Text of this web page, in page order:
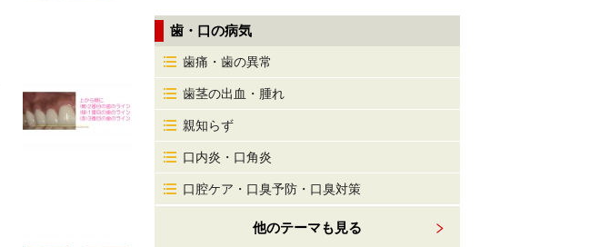
歯・口の病気
歯痛・歯の異常
歯茎の出血・腫れ
親知らず
口内炎・口角炎
口腔ケア・口臭予防・口臭対策
他のテーマも見る